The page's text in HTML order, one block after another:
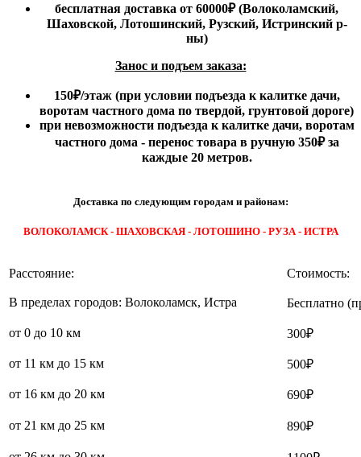
бесплатная доставка от 60000₽ (Волоколамский,
Шаховской, Лотошинский, Рузский, Истринский р-
ны)
Занос и подъем заказа:
150₽/этаж(при условии подъезда к калитке дачи,
воротам частного дома по твердой, грунтовой дороге)
при невозможности подъезда к калитке дачи, воротам
частного дома - перенос товара в ручную 350₽ за
каждые 20 метров.
Доставка по следующим городам и районам:
ВОЛОКОЛАМСК - ШАХОВСКАЯ - ЛОТОШИНО - РУЗА - ИСТРА
Расстояние: Стоимость:
В пределах городов: Волоколамск, Истра Бесплатно
от 0 до 10 км 300₽
от 11 км до 15 км 500₽
от 16 км до 20 км 690₽
от 21 км до 25 км 890₽